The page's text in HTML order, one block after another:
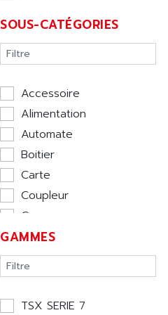
SOUS-CATÉGORIES
Accessoire
Alimentation
Automate
Boitier
Carte
Coupleur
Cpu
Ecran
Entrée / Sortie
Memoire
Module Métier
GAMMES
TSX SERIE 7